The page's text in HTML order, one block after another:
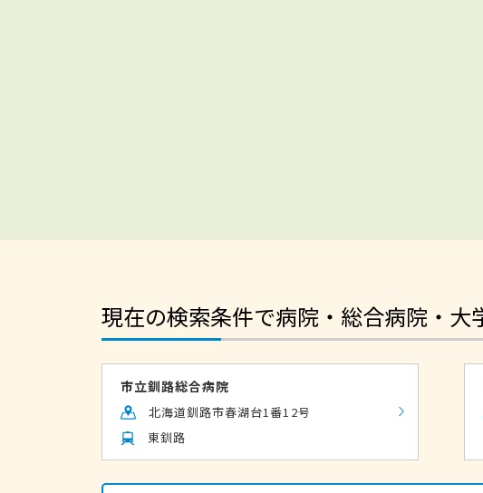
現在の検索条件で病院・総合病院・大
市立釧路総合病院
北海道釧路市春湖台1番12号
東釧路